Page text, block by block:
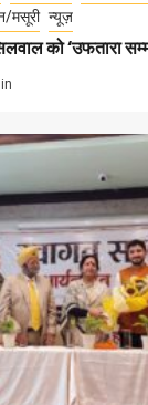
मसूरी न्यूज़
को ‘उफतारा